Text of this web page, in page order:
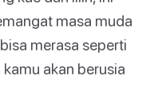
masa muda
merasa seperti
akan berusia